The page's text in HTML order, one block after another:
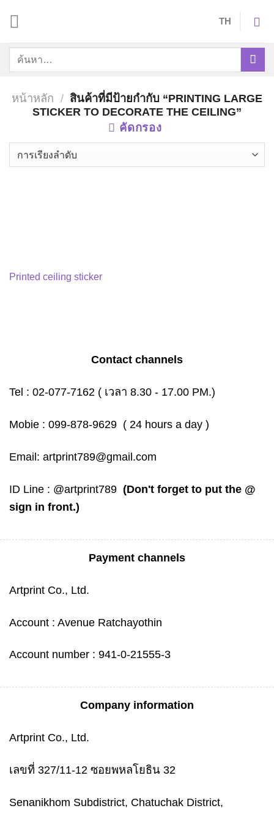
content
TH
ค้นหา:
หน้าหลัก / สินค้าที่มีป้ายกำกับ “PRINTING LARGE
STICKER TO DECORATE THE CEILING”
คัดกรอง
Printed ceiling sticker
Contact channels
Tel : 02-077-7162 ( เวลา 8.30 - 17.00 PM.)
Mobie : 099-878-9629 ( 24 hours a day )
Email: artprint789@gmail.com
ID Line : @artprint789 (Don't forget to put the @
sign in front.)
Payment channels
Artprint Co., Ltd.
Account : Avenue Ratchayothin
Account number : 941-0-21555-3
Company information
Artprint Co., Ltd.
เลขที่ 327/11-12 ซอยพหลโยธิน 32
Senanikhom Subdistrict, Chatuchak District,